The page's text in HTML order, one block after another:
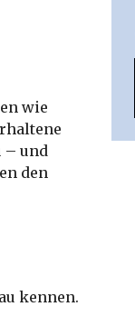
wie
– und
den
kennen.